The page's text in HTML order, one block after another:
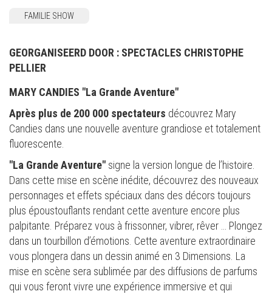
FAMILIE SHOW
GEORGANISEERD DOOR : SPECTACLES CHRISTOPHE
PELLIER
MARY CANDIES "La Grande Aventure"
Après plus de 200 000 spectateurs découvrez Mary
Candies dans une nouvelle aventure grandiose et totalement
fluorescente.
"La Grande Aventure" signe la version longue de l’histoire.
Dans cette mise en scène inédite, découvrez des nouveaux
personnages et effets spéciaux dans des décors toujours
plus époustouflants rendant cette aventure encore plus
palpitante. Préparez vous à frissonner, vibrer, rêver … Plongez
dans un tourbillon d’émotions. Cette aventure extraordinaire
vous plongera dans un dessin animé en 3 Dimensions. La
mise en scène sera sublimée par des diffusions de parfums
qui vous feront vivre une expérience immersive et qui